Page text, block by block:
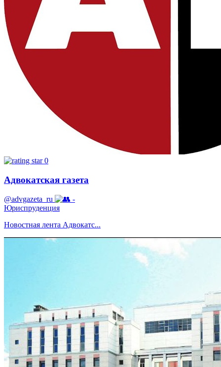
0
Адвокатская газета
@advgazeta_ru
-
Юриспруденция
Новостная лента Адвокатс...